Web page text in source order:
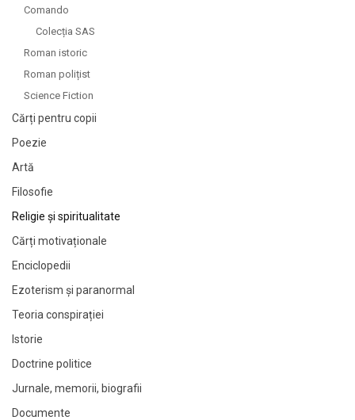
Comando
Colecția SAS
Roman istoric
Roman polițist
Science Fiction
Cărți pentru copii
Poezie
Artă
Filosofie
Religie și spiritualitate
Cărți motivaționale
Enciclopedii
Ezoterism și paranormal
Teoria conspirației
Istorie
Doctrine politice
Jurnale, memorii, biografii
Documente